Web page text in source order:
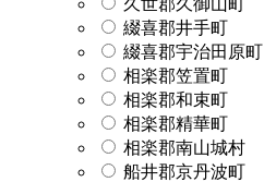
綴喜郡井手町
綴喜郡宇治田原町
相楽郡笠置町
相楽郡和束町
相楽郡精華町
相楽郡南山城村
船井郡京丹波町